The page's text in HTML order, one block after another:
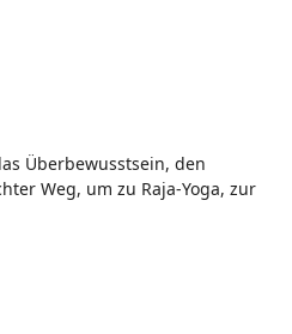
Überbewusstsein, den
Weg, um zu Raja-Yoga, zur